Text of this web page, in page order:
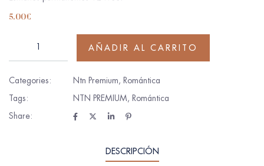
5.00€
AÑADIR AL CARRITO
Categories: Ntn Premium, Romántica
Tags:
NTN PREMIUM, Romántica
Share:
DESCRIPCIÓN